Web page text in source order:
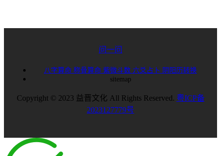
问一问
八字算命 称骨算命 紫微斗数 六爻占卜 阴阳历转换
sitemap
Copyright © 2023 益晋文化 All Rights Reserved. 粤ICP备
2023127779号